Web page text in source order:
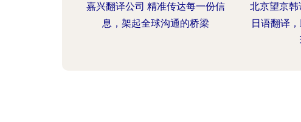
嘉兴翻译公司 精准传达每一份信
息，架起全球沟通的桥梁
北京望京
日语翻译